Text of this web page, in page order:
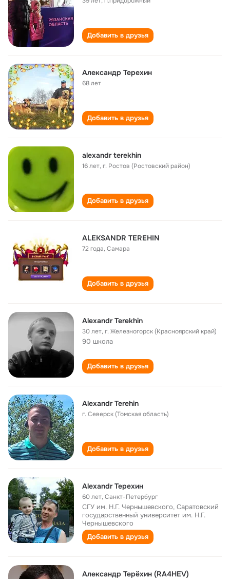
Добавить в друзья
Александр Терехин
68 лет
Добавить в друзья
alexandr terekhin
16 лет,г. Ростов (Ростовский район)
Добавить в друзья
ALEKSANDR TEREHIN
72 года,Самара
Добавить в друзья
Alexandr Terekhin
30 лет,г. Железногорск (Красноярский край)
90 школа
Добавить в друзья
Alexandr Terehin
г. Северск (Томская область)
Добавить в друзья
Alexandr Терехин
60 лет,Санкт-Петербург
СГУ им. Н.Г. Чернышевского, Саратовский
государственный университет им. Н.Г.
Чернышевского
Добавить в друзья
Александр Терёхин (RA4HEV)